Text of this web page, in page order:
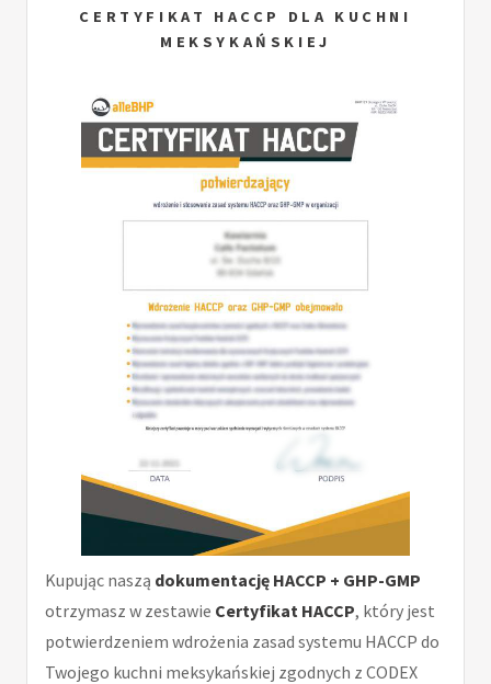
CERTYFIKAT HACCP DLA KUCHNI
MEKSYKAŃSKIEJ
Kupując naszą dokumentację HACCP + GHP-GMP
otrzymasz w zestawie Certyfikat HACCP, który jest
potwierdzeniem wdrożenia zasad systemu HACCP do
Twojego kuchni meksykańskiej zgodnych z CODEX